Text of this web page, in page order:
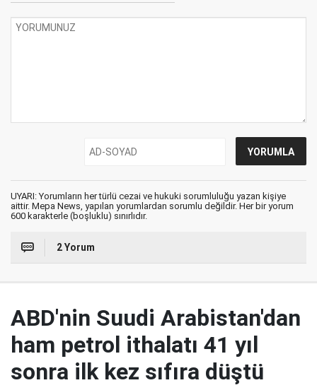
UYARI: Yorumların her türlü cezai ve hukuki sorumluluğu yazan kişiye
aittir. Mepa News, yapılan yorumlardan sorumlu değildir. Her bir yorum
600 karakterle (boşluklu) sınırlıdır.
2 Yorum
ABD'nin Suudi Arabistan'dan
ham petrol ithalatı 41 yıl
sonra ilk kez sıfıra düştü